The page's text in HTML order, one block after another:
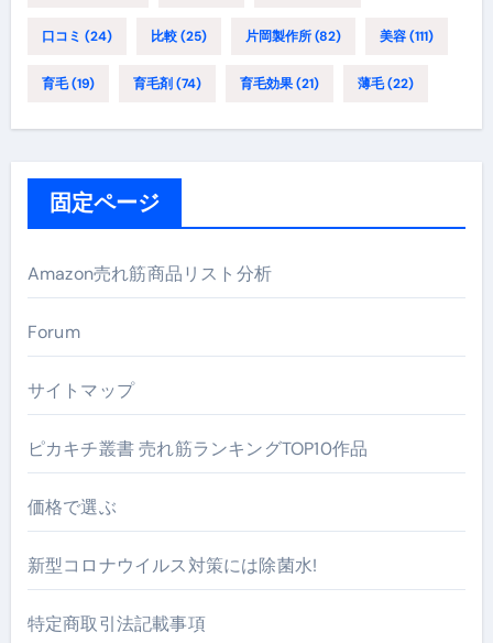
口コミ (24) 比較(25) 片岡製作所(82) 美容(111)
育毛(19) 育毛剤 (74) 育毛効果(21) 薄毛(22)
固定ページ
Amazon売れ筋商品リスト分析
Forum
サイトマップ
ピカキチ叢書 売れ筋ランキングTOP10作品
価格で選ぶ
新型コロナウイルス対策には除菌水!
特定商取引法記載事項